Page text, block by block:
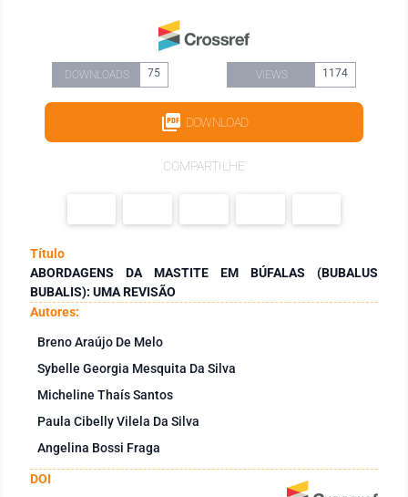
DOWNLOADS 75 VIEWS 1174
DOWNLOAD
COMPARTILHE
Título
ABORDAGENS DA MASTITE EM BÚFALAS (BUBALUS
BUBALIS): UMA REVISÃO
Autores:
Breno Araújo De Melo
Sybelle Georgia Mesquita Da Silva
Micheline Thaís Santos
Paula Cibelly Vilela Da Silva
Angelina Bossi Fraga
DOI